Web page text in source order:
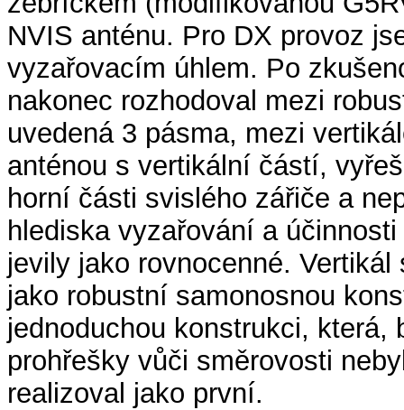
NVIS anténu. Pro DX provoz
vyzařovacím úhlem. Po
nakonec rozhodoval mezi
uvedená 3 pásma, mezi
anténou s vertikální částí,
horní části svislého zářiče a
hlediska vyzařování a
jevily jako rovnocenné.
jako robustní samonosnou
jednoduchou konstrukci,
prohřešky vůči směrovosti
realizoval jako první.